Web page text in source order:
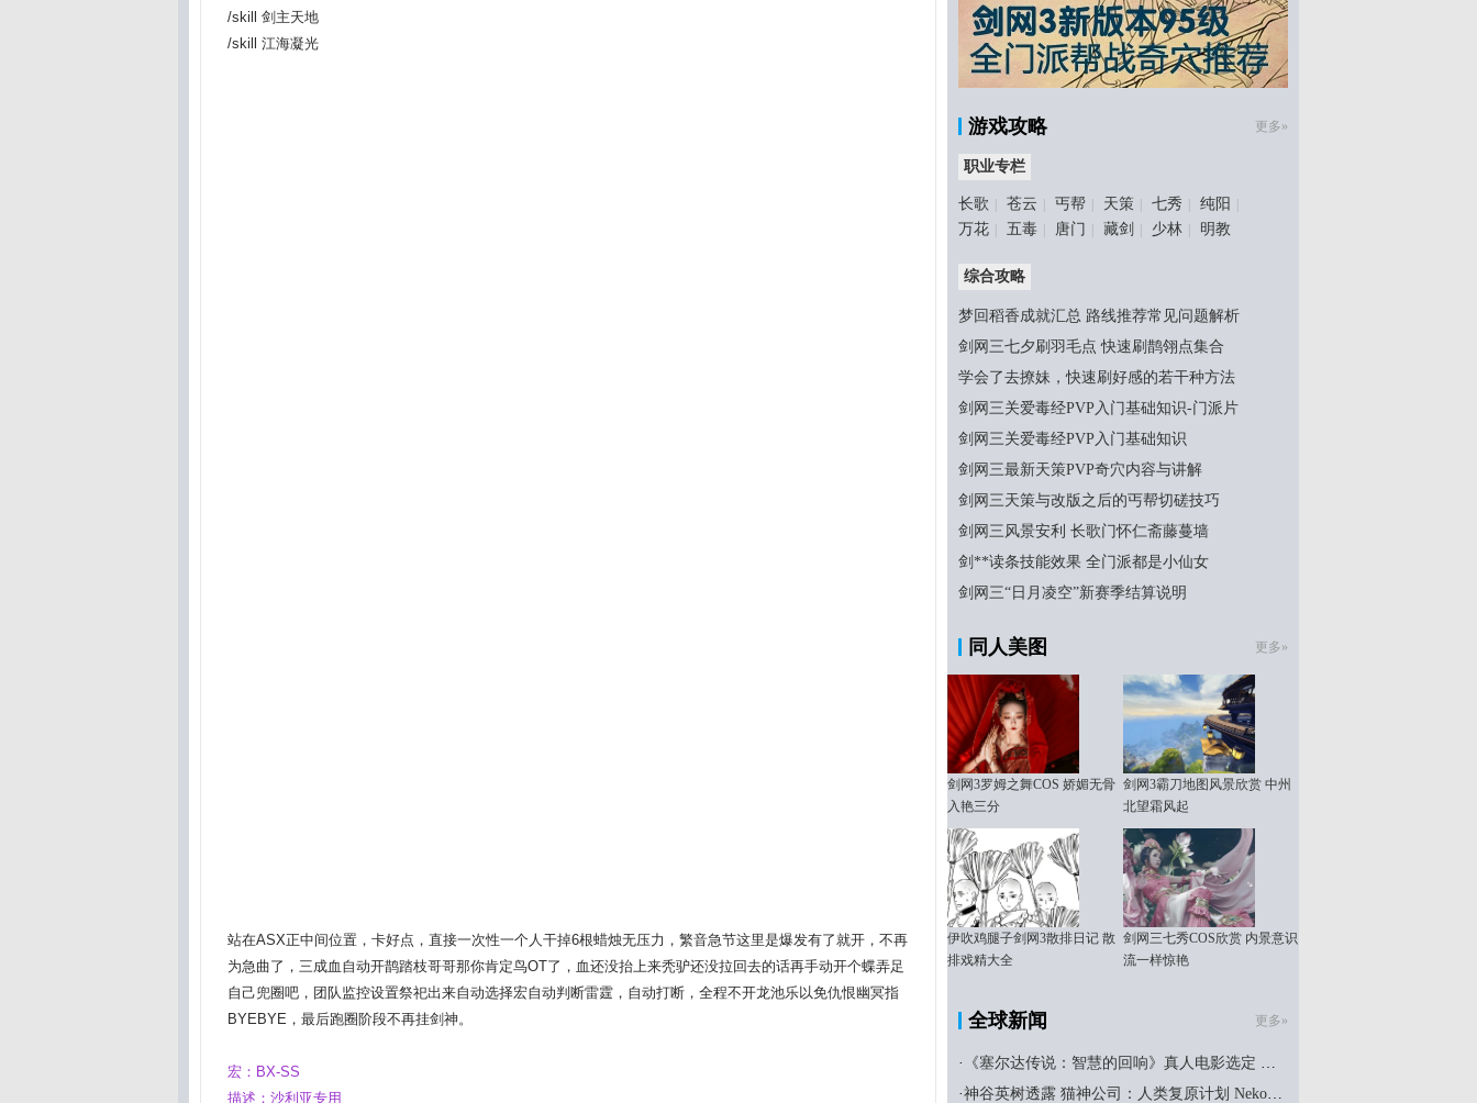
/skill 剑主天地
/skill 江海凝光
站在ASX正中间位置，卡好点，直接一次性一个人干掉6根蜡烛无压力，繁音急节这里是爆发有了就开，不再
为急曲了，三成血自动开鹊踏枝哥哥那你肯定鸟OT了，血还没抬上来秃驴还没拉回去的话再手动开个蝶弄足
自己兜圈吧，团队监控设置祭祀出来自动选择宏自动判断雷霆，自动打断，全程不开龙池乐以免仇恨幽冥指
BYEBYE，最后跑圈阶段不再挂剑神。
宏：BX-SS
描述：沙利亚专用
游戏攻略 更多»
职业专栏
长歌 苍云 丐帮 天策 七秀 纯阳
万花 五毒 唐门 藏剑 少林 明教
综合攻略
梦回稻香成就汇总 路线推荐常见问题解析
剑网三七夕刷羽毛点 快速刷鹊翎点集合
学会了去撩妹，快速刷好感的若干种方法
剑网三关爱毒经PVP入门基础知识-门派片
剑网三关爱毒经PVP入门基础知识
剑网三最新天策PVP奇穴内容与讲解
剑网三天策与改版之后的丐帮切磋技巧
剑网三风景安利 长歌门怀仁斋藤蔓墙
剑**读条技能效果 全门派都是小仙女
剑网三“日月凌空”新赛季结算说明
同人美图 更多»
剑网3罗姆之舞COS 娇媚无骨
入艳三分
剑网3霸刀地图风景欣赏 中州
北望霜风起
伊吹鸡腿子剑网3散排日记 散
排戏精大全
剑网三七秀COS欣赏 内景意识
流一样惊艳
全球新闻 更多»
·
《塞尔达传说：智慧的回响》真人电影选定 Uli Latukefu 饰演加侬多夫
·神谷英树透露 猫神公司：人类复原计划 Nekokami 关键场景灵感源自《蜘蛛侠2》中的片段